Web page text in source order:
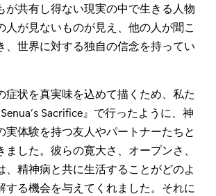
が共有し得ない現実の中で生きる人物
人が見ないものが見え、他の人が聞こ
、世界に対する独自の信念を持ってい
症状を真実味を込めて描くため、私た
Sacrifice』で行ったように、神
実体験を持つ友人やパートナーたちと
ました。彼らの寛大さ、オープンさ、
、精神病と共に生活することがどのよ
する機会を与えてくれました。それに